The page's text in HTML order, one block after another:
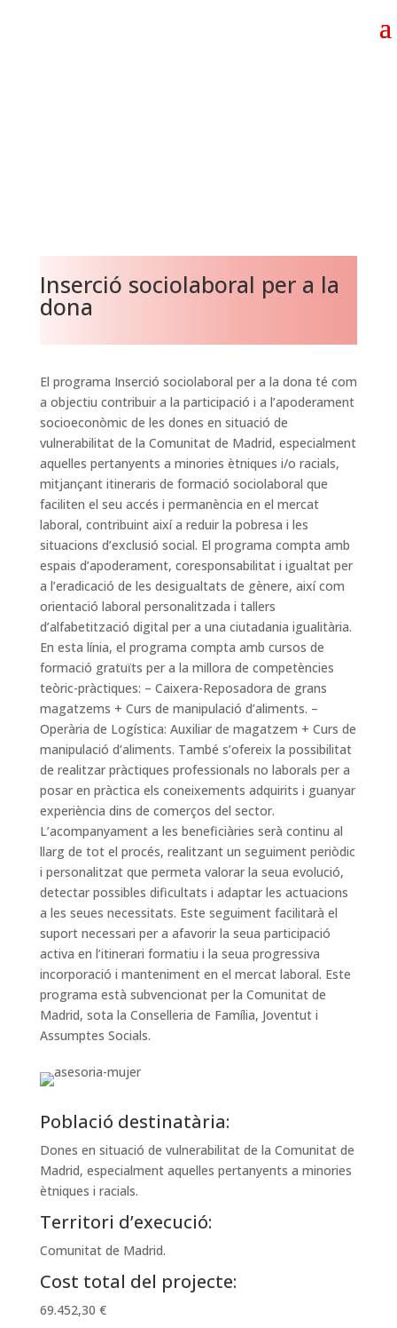
Inserció sociolaboral per a la
dona
El programa Inserció sociolaboral per a la dona té com
a objectiu contribuir a la participació i a l’apoderament
socioeconòmic de les dones en situació de
vulnerabilitat de la Comunitat de Madrid, especialment
aquelles pertanyents a minories ètniques i/o racials,
mitjançant itineraris de formació sociolaboral que
faciliten el seu accés i permanència en el mercat
laboral, contribuint així a reduir la pobresa i les
situacions d’exclusió social. El programa compta amb
espais d’apoderament, coresponsabilitat i igualtat per
a l’eradicació de les desigualtats de gènere, així com
orientació laboral personalitzada i tallers
d’alfabetització digital per a una ciutadania igualitària.
En esta línia, el programa compta amb cursos de
formació gratuïts per a la millora de competències
teòric-pràctiques: – Caixera-Reposadora de grans
magatzems + Curs de manipulació d’aliments. –
Operària de Logística: Auxiliar de magatzem + Curs de
manipulació d’aliments. També s’ofereix la possibilitat
de realitzar pràctiques professionals no laborals per a
posar en pràctica els coneixements adquirits i guanyar
experiència dins de comerços del sector.
L’acompanyament a les beneficiàries serà continu al
llarg de tot el procés, realitzant un seguiment periòdic
i personalitzat que permeta valorar la seua evolució,
detectar possibles dificultats i adaptar les actuacions
a les seues necessitats. Este seguiment facilitarà el
suport necessari per a afavorir la seua participació
activa en l’itinerari formatiu i la seua progressiva
incorporació i manteniment en el mercat laboral. Este
programa està subvencionat per la Comunitat de
Madrid, sota la Conselleria de Família, Joventut i
Assumptes Socials.
Població destinatària:
Dones en situació de vulnerabilitat de la Comunitat de
Madrid, especialment aquelles pertanyents a minories
ètniques i racials.
Territori d’execució:
Comunitat de Madrid.
Cost total del projecte:
69.452,30 €